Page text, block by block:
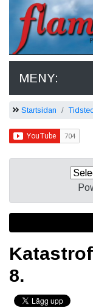
MENY:
Startsidan
8.